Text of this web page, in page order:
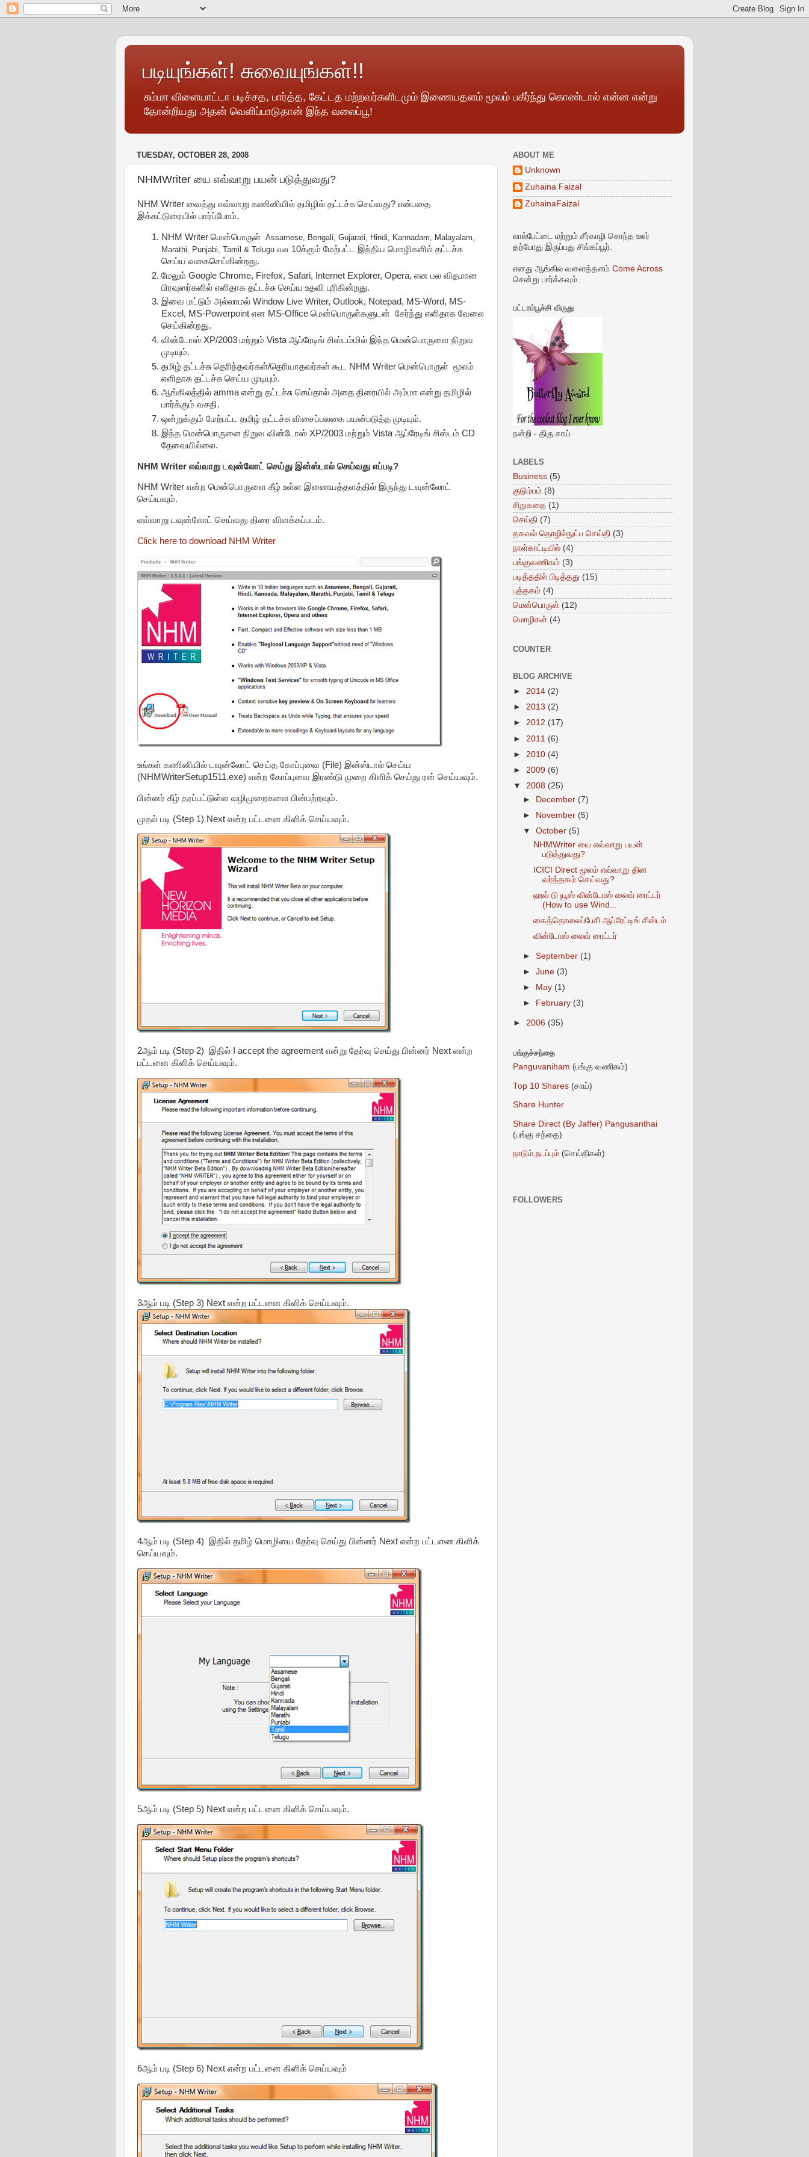
படியுங்கள்! சுவையுங்கள்!!
சும்மா விளையாட்டா படிச்சத, பார்த்த, கேட்டத மற்றவர்களிடமும் இணையதளம் மூலம் பகீர்ந்து கொண்டால் என்ன என்று
தோன்றியது அதன் வெளிப்பாடுதான் இந்த வலைப்பூ!
TUESDAY, OCTOBER 28, 2008
NHMWriter யை எவ்வாறு பயன் படுத்துவது?
NHM Writer வைத்து எவ்வாறு கணினியில் தமிழில் தட்டச்சு செய்வது? என்பதை
இக்கட்டுரையில் பார்ப்போம்.
NHM Writer மென்பொருள் Assamese, Bengali, Gujarati, Hindi, Kannadam, Malayalam,
Marathi, Punjabi, Tamil & Telugu என 10க்கும் மேற்பட்ட இந்திய மொழிகளில் தட்டச்சு
செய்ய வகைசெய்கின்றது.
மேலும் Google Chrome, Firefox, Safari, Internet Explorer, Opera, என பல விதமான
பிரவுஸர்களில் எளிதாக தட்டச்சு செய்ய உதவி புரிகின்றது.
இவை மட்டும் அல்லாமல் Window Live Writer, Outlook, Notepad, MS-Word, MS-
Excel, MS-Powerpoint என MS-Office மென்பொருள்களுடன் சேர்ந்து எளிதாக வேலை
செய்கின்றது.
வின்டோஸ் XP/2003 மற்றும் Vista ஆப்ரேடிங் சிஸ்டம்மில் இந்த மென்பொருளை நிறுவ
முடியும்.
தமிழ் தட்டச்சு தெரிந்தவர்கள்/தெரியாதவர்கள் கூட NHM Writer மென்பொருள் மூலம்
எளிதாக தட்டச்சு செய்ய முடியும்.
ஆங்கிலத்தில் amma என்று தட்டச்சு செய்தால் அதை திரையில் அம்மா என்று தமிழில்
பார்க்கும் வசதி.
ஒன்றுக்கும் மேற்பட்ட தமிழ் தட்டச்சு விசைப்பலகை பயன்படுத்த முடியும்.
இந்த மென்பொருளை நிறுவ வின்டோஸ் XP/2003 மற்றும் Vista ஆப்ரேடிங் சிஸ்டம் CD
தேவையில்லை.
NHM Writer எவ்வாறு டவுன்லோட் செய்து இன்ஸ்டால் செய்வது எப்படி?
NHM Writer என்ற மென்பொருளை கீழ் உள்ள இணையத்தளத்தில் இருந்து டவுன்லோட்
செய்யவும்.
எவ்வாறு டவுன்லோட் செய்வது திரை விளக்கப்படம்.
Click here to download NHM Writer
உங்கள் கணினியில் டவுன்லோட் செய்த கோப்புவை (File) இன்ஸ்டால் செய்ய
(NHMWriterSetup1511.exe) என்ற கோப்புவை இரண்டு முறை கிளிக் செய்து ரன் செய்யவும்.
பின்னர் கீழ் தரப்பட்டுள்ள வழிமுறைகளை பின்பற்றவும்.
முதல் படி (Step 1) Next என்ற பட்டனை கிளிக் செய்யவும்.
2ஆம் படி (Step 2) இதில் I accept the agreement என்று தேர்வு செய்து பின்னர் Next என்ற
பட்டனை கிளிக் செய்யவும்.
3ஆம் படி (Step 3) Next என்ற பட்டனை கிளிக் செய்யவும்.
4ஆம் படி (Step 4) இதில் தமிழ் மொழியை தேர்வு செய்து பின்னர் Next என்ற பட்டனை கிளிக்
செய்யவும்.
5ஆம் படி (Step 5) Next என்ற பட்டனை கிளிக் செய்யவும்.
6ஆம் படி (Step 6) Next என்ற பட்டனை கிளிக் செய்யவும்
ABOUT ME
Unknown
Zuhaina Faizal
ZuhainaFaizal
லால்பேட்டை மற்றும் சீர்காழி சொந்த ஊர்
தற்போது இருப்பது சிங்கப்பூர்.
எனது ஆங்கில வளைத்தளம் Come Across
சென்று பார்க்கவும்.
பட்டாம்பூச்சி விருது
நன்றி - திரு.சாய்
LABELS
Business (5)
குடும்பம் (8)
சிறுகதை (1)
செய்தி (7)
தகவல் தொழில்நுட்ப செய்தி (3)
நாள்காட்டியில் (4)
பங்குவணிகம் (3)
படித்ததில் பிடித்தது (15)
புத்தகம் (4)
மென்பொருள் (12)
மொழிகள் (4)
COUNTER
BLOG ARCHIVE
► 2014 (2)
► 2013 (2)
► 2012 (17)
► 2011 (6)
► 2010 (4)
► 2009 (6)
▼ 2008 (25)
► December (7)
►
November (5)
▼October (5)
NHMWriter யை எவ்வாறு பயன்
படுத்துவது?
ICICI Direct மூலம் எவ்வாறு தின
வர்த்தகம் செய்வது?
ஹவ் டு யூஸ் வின்டோஸ் லைவ் ரைட்டர்
(How to use Wind...
கைத்தொலைப்பேசி ஆப்ரேட்டிங் சிஸ்டம்
வின்டோஸ் லைவ் ரைட்டர்
►September (1)
►June (3)
►
May (1)
►
February (3)
► 2006 (35)
பங்குச்சந்தை
Panguvaniham (பங்கு வணிகம்)
Top 10 Shares (சாய்)
Share Hunter
Share Direct (By Jaffer) Pangusanthai
(பங்கு சந்தை)
நாடும்,நடப்பும் (செய்திகள்)
FOLLOWERS